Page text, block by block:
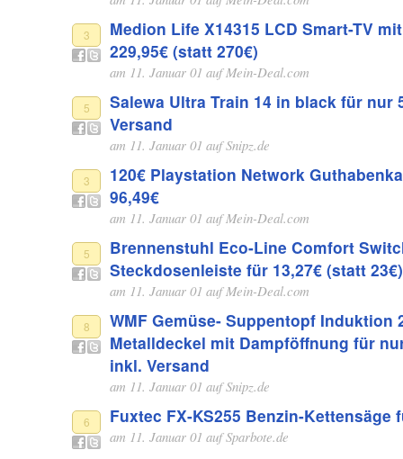
3
Medion Life X14315 LCD Smart-TV
229,95€ (statt 270€)
am 11. Januar 01 aufMein-Deal.com
5
Salewa Ultra Train 14 in black für nur
Versand
am 11. Januar 01 aufSnipz.de
3
120€ Playstation Network
96,49€
am 11. Januar 01 aufMein-Deal.com
5
Brennenstuhl Eco-Line Comfort
Steckdosenleiste für 13,27€ (statt 23€)
am 11. Januar 01 aufMein-Deal.com
8
WMF Gemüse- Suppentopf Induktion
Metalldeckel mit Dampföffnung für
inkl. Versand
am 11. Januar 01 aufSnipz.de
6 Fuxtec FX-KS255 Benzin-Kettensäge
am 11. Januar 01 aufSparbote.de